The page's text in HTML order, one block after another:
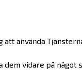
använda
vidare på något